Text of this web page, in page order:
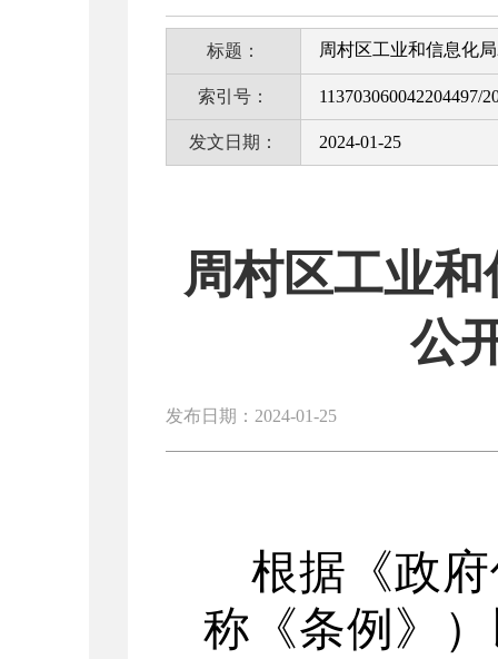
标题： 周村区工业和信息化
索引号： 113703060042204497/
发文日期： 2024-01-25
周村区工业
公
发布日期：2024-01-25
根据《政
称《条例》